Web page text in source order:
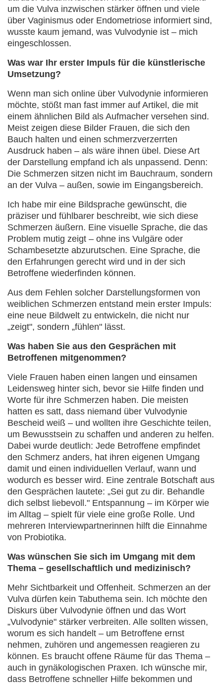
um die Vulva inzwischen stärker öffnen und viele
über Vaginismus oder Endometriose informiert sind,
wusste kaum jemand, was Vulvodynie ist – mich
eingeschlossen.
Was war Ihr erster Impuls für die künstlerische
Umsetzung?
Wenn man sich online über Vulvodynie informieren
möchte, stößt man fast immer auf Artikel, die mit
einem ähnlichen Bild als Aufmacher versehen sind.
Meist zeigen diese Bilder Frauen, die sich den
Bauch halten und einen schmerzverzerrten
Ausdruck haben – als wäre ihnen übel. Diese Art
der Darstellung empfand ich als unpassend. Denn:
Die Schmerzen sitzen nicht im Bauchraum, sondern
an der Vulva – außen, sowie im Eingangsbereich.
Ich habe mir eine Bildsprache gewünscht, die
präziser und fühlbarer beschreibt, wie sich diese
Schmerzen äußern. Eine visuelle Sprache, die das
Problem mutig zeigt – ohne ins Vulgäre oder
Schambesetzte abzurutschen. Eine Sprache, die
den Erfahrungen gerecht wird und in der sich
Betroffene wiederfinden können.
Aus dem Fehlen solcher Darstellungsformen von
weiblichen Schmerzen entstand mein erster Impuls:
eine neue Bildwelt zu entwickeln, die nicht nur
„zeigt", sondern „fühlen" lässt.
Was haben Sie aus den Gesprächen mit
Betroffenen mitgenommen?
Viele Frauen haben einen langen und einsamen
Leidensweg hinter sich, bevor sie Hilfe finden und
Worte für ihre Schmerzen haben. Die meisten
hatten es satt, dass niemand über Vulvodynie
Bescheid weiß – und wollten ihre Geschichte teilen,
um Bewusstsein zu schaffen und anderen zu helfen.
Dabei wurde deutlich: Jede Betroffene empfindet
den Schmerz anders, hat ihren eigenen Umgang
damit und einen individuellen Verlauf, wann und
wodurch es besser wird. Eine zentrale Botschaft aus
den Gesprächen lautete: „Sei gut zu dir. Behandle
dich selbst liebevoll." Entspannung – im Körper wie
im Alltag – spielt für viele eine große Rolle. Und
mehreren Interviewpartnerinnen hilft die Einnahme
von Probiotika.
Was wünschen Sie sich im Umgang mit dem
Thema – gesellschaftlich und medizinisch?
Mehr Sichtbarkeit und Offenheit. Schmerzen an der
Vulva dürfen kein Tabuthema sein. Ich möchte den
Diskurs über Vulvodynie öffnen und das Wort
„Vulvodynie" stärker verbreiten. Alle sollten wissen,
worum es sich handelt – um Betroffene ernst
nehmen, zuhören und angemessen reagieren zu
können. Es braucht offene Räume für das Thema –
auch in gynäkologischen Praxen. Ich wünsche mir,
dass Betroffene schneller Hilfe bekommen und